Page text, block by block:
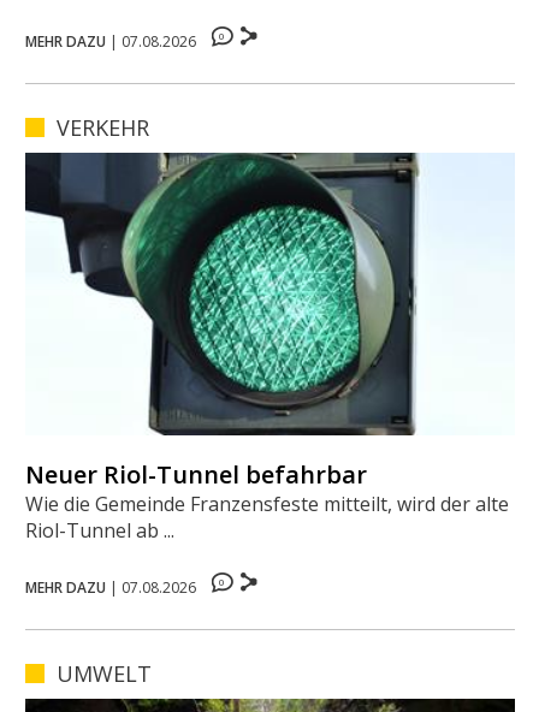
MEHR DAZU | 07.08.2026 0
VERKEHR
Neuer Riol-Tunnel befahrbar
Wie die Gemeinde Franzensfeste mitteilt, wird der alte
Riol-Tunnel ab ...
MEHR DAZU | 07.08.2026 0
UMWELT